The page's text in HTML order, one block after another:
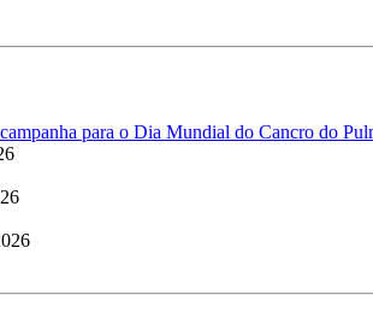
para o Dia Mundial do Cancro do